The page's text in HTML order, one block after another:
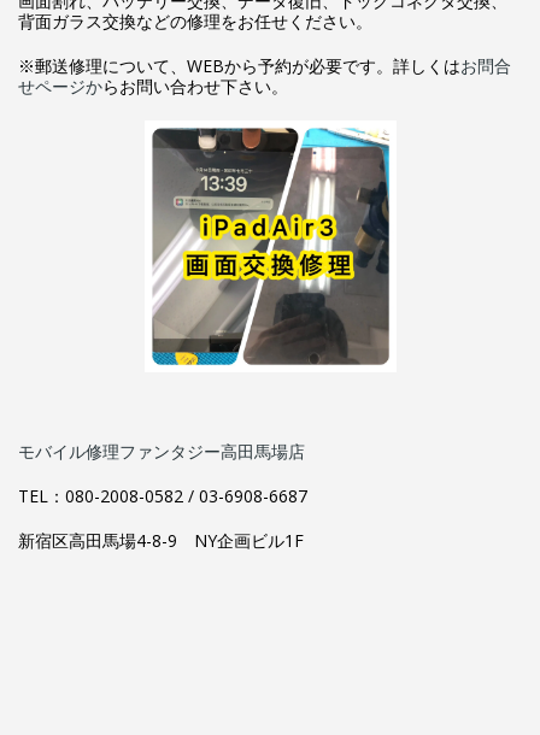
背面ガラス交換などの修理をお任せください。
※郵送修理について、WEBから予約が必要です。詳しくはお問合
せページからお問い合わせ下さい。
モバイル修理ファンタジー高田馬場店
TEL：080-2008-0582 / 03-6908-6687
新宿区高田馬場4-8-9 NY企画ビル1F